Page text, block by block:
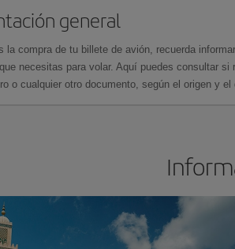
general
la compra de tu billete de avión, recuerda
necesitas para volar. Aquí puedes consultar si
o cualquier otro documento, según el origen y el